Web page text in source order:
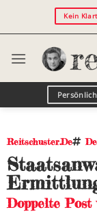
Kein
Reitschuster.de
Doppelte